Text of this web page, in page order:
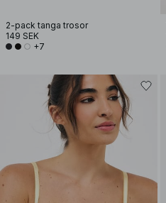
2-pack tanga trosor
149 SEK
+7